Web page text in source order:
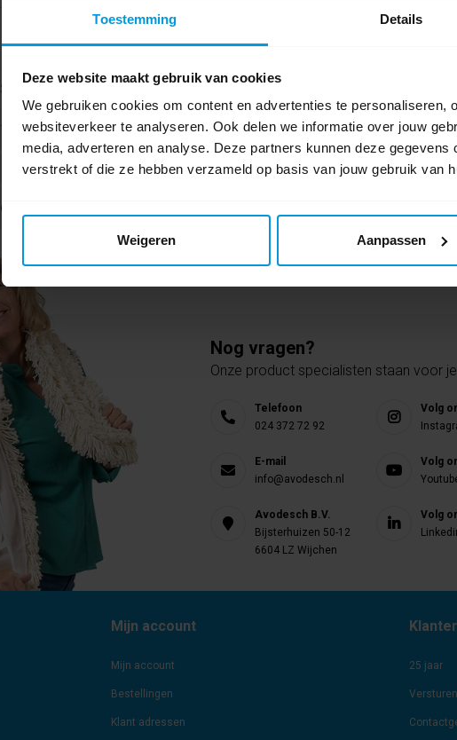
Toestemming Details
Deze website maakt gebruik van cookies
We gebruiken cookies om content en advertenties te personaliseren,
websiteverkeer te analyseren. Ook delen we informatie over jouw
media, adverteren en analyse. Deze partners kunnen deze
verstrekt of die ze hebben verzameld op basis van jouw gebruik van
Weigeren Aanpassen
20009116
16 inch / 40,6 cm
Overige pads
Nog vragen?
Onze product specialisten staan voor
Telefoon
024 372 72 92
E-mail
info@avodesch.nl
Avodesch B.V.
Bijsterhuizen 50-12
6604 LZ Wijchen
Volg
Volg
Volg
Mijn account
Mijn account
Bestellingen
Klant adressen
25 jaar